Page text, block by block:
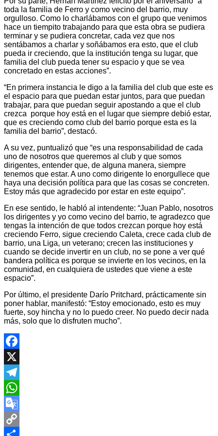
toda la familia de Ferro y como vecino del barrio, muy
orgulloso. Como lo charlábamos con el grupo que venimos
hace un tiempito trabajando para que esta obra se pudiera
terminar y se pudiera concretar, cada vez que nos
sentábamos a charlar y soñábamos era esto, que el club
pueda ir creciendo, que la institución tenga su lugar, que
familia del club pueda tener su espacio y que se vea
concretado en estas acciones”.
“En primera instancia le digo a la familia del club que este es
el espacio para que puedan estar juntos, para que puedan
trabajar, para que puedan seguir apostando a que el club
crezca porque hoy está en el lugar que siempre debió estar,
que es creciendo como club del barrio porque esta es la
familia del barrio”, destacó.
A su vez, puntualizó que “es una responsabilidad de cada
uno de nosotros que queremos al club y que somos
dirigentes, entender que, de alguna manera, siempre
tenemos que estar. A uno como dirigente lo enorgullece que
haya una decisión política para que las cosas se concreten.
Estoy más que agradecido por estar en este equipo”.
En ese sentido, le habló al intendente: “Juan Pablo, nosotros
los dirigentes y yo como vecino del barrio, te agradezco que
tengas la intención de que todos crezcan porque hoy está
creciendo Ferro, sigue creciendo Caleta, crece cada club de
barrio, una Liga, un veterano; crecen las instituciones y
cuando se decide invertir en un club, no se pone a ver qué
bandera política es porque se invierte en los vecinos, en la
comunidad, en cualquiera de ustedes que viene a este
espacio”.
Por último, el presidente Darío Pritchard, prácticamente sin
poner hablar, manifestó: “Estoy emocionado, esto es muy
fuerte, soy hincha y no lo puedo creer. No puedo decir nada
más, solo que lo disfruten mucho”.
Facebook
X
Telegram
WhatsApp
Google